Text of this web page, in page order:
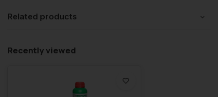
Related products
Recently viewed